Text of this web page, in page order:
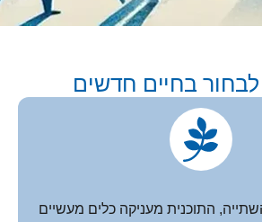
בחיים חדשים
התוכנית מעניקה כלים מעשיים